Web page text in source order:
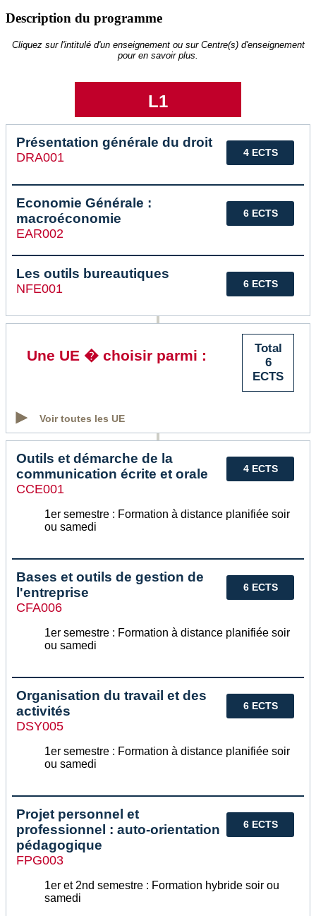
Description du programme
Cliquez sur l'intitulé d'un enseignement ou sur Centre(s) d'enseignement
pour en savoir plus.
L1
4 ECTS
Présentation générale du droit
DRA001
6 ECTS
Economie Générale :
macroéconomie
EAR002
6 ECTS
Les outils bureautiques
NFE001
Total
6
ECTS
Une UE � choisir parmi :
Voir toutes les UE
4 ECTS
Outils et démarche de la
communication écrite et orale
CCE001
1er semestre : Formation à distance planifiée soir
ou samedi
6 ECTS
Bases et outils de gestion de
l'entreprise
CFA006
1er semestre : Formation à distance planifiée soir
ou samedi
6 ECTS
Organisation du travail et des
activités
DSY005
1er semestre : Formation à distance planifiée soir
ou samedi
6 ECTS
Projet personnel et
professionnel : auto-orientation
pédagogique
FPG003
1er et 2nd semestre : Formation hybride soir ou
samedi